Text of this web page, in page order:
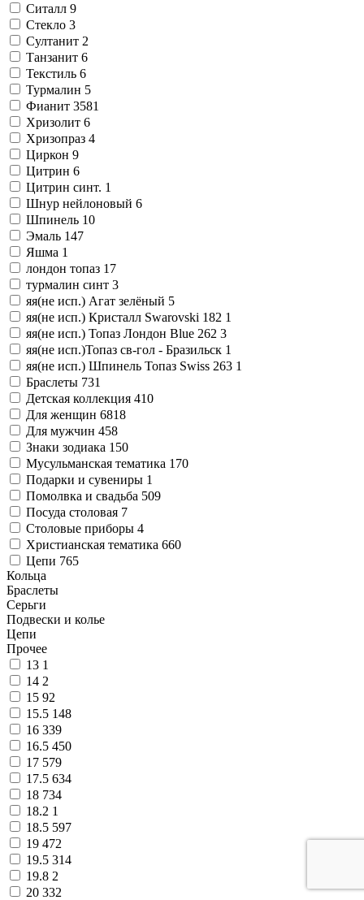
Ситалл 9
Стекло 3
Султанит 2
Танзанит 6
Текстиль 6
Турмалин 5
Фианит 3581
Хризолит 6
Хризопраз 4
Циркон 9
Цитрин 6
Цитрин синт. 1
Шнур нейлоновый 6
Шпинель 10
Эмаль 147
Яшма 1
лондон топаз 17
турмалин синт 3
яя(не исп.) Агат зелёный 5
яя(не исп.) Кристалл Swarovski 182 1
яя(не исп.) Топаз Лондон Blue 262 3
яя(не исп.)Топаз св-гол - Бразильск 1
яя(не исп.) Шпинель Топаз Swiss 263 1
Браслеты 731
Детская коллекция 410
Для женщин 6818
Для мужчин 458
Знаки зодиака 150
Мусульманская тематика 170
Подарки и сувениры 1
Помолвка и свадьба 509
Посуда столовая 7
Столовые приборы 4
Христианская тематика 660
Цепи 765
Кольца
Браслеты
Серьги
Подвески и колье
Цепи
Прочее
13 1
14 2
15 92
15.5 148
16 339
16.5 450
17 579
17.5 634
18 734
18.2 1
18.5 597
19 472
19.5 314
19.8 2
20 332